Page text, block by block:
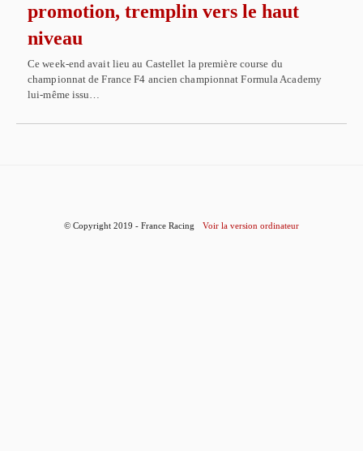
promotion, tremplin vers le haut
niveau
Ce week-end avait lieu au Castellet la première course du
championnat de France F4 ancien championnat Formula Academy
lui-même issu…
© Copyright 2019 - France Racing Voir la version ordinateur